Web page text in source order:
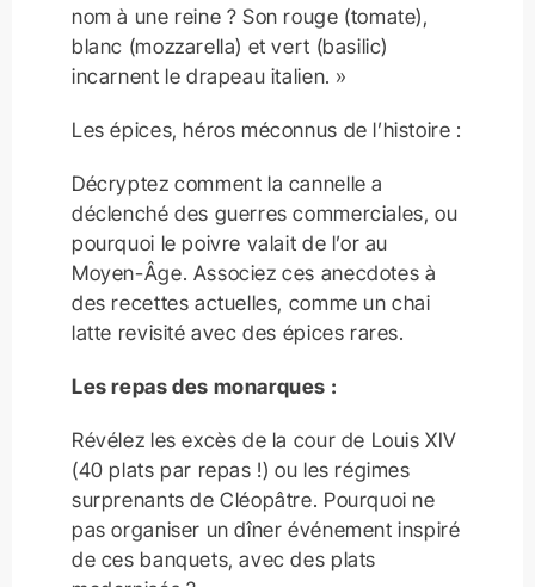
nom à une reine ? Son rouge (tomate),
blanc (mozzarella) et vert (basilic)
incarnent le drapeau italien. »
Les épices, héros méconnus de l’histoire :
Décryptez comment la cannelle a
déclenché des guerres commerciales, ou
pourquoi le poivre valait de l’or au
Moyen-Âge. Associez ces anecdotes à
des recettes actuelles, comme un chai
latte revisité avec des épices rares.
Les repas des monarques :
Révélez les excès de la cour de Louis XIV
(40 plats par repas !) ou les régimes
surprenants de Cléopâtre. Pourquoi ne
pas organiser un dîner événement inspiré
de ces banquets, avec des plats